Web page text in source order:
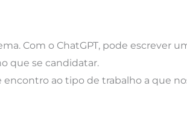
Com o ChatGPT, pode escrever
que se candidatar.
ao tipo de trabalho a que